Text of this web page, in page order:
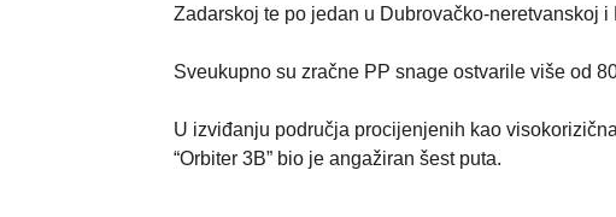
Zadarskoj te po jedan u Dubrovačko-neretvanskoj
Sveukupno su zračne PP snage ostvarile više od
U izviđanju područja procijenjenih kao
“Orbiter 3B” bio je angažiran šest puta.